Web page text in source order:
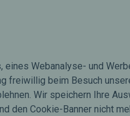
Webanalyse- und
freiwillig beim Besuch
Wir speichern Ihre
den Cookie-Banner nicht